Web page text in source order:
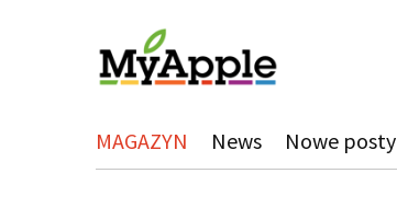
MAGAZYN News Nowe posty